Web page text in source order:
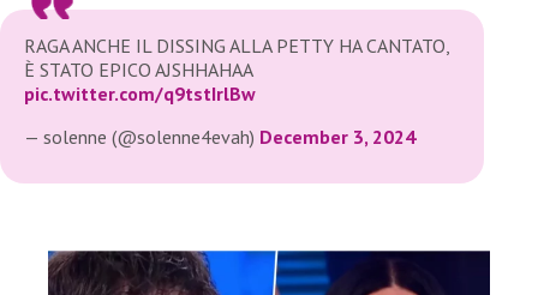
RAGA ANCHE IL DISSING ALLA PETTY HA CANTATO,
È STATO EPICO AJSHHAHAA
pic.twitter.com/q9tstIrlBw
— solenne (@solenne4evah) December 3, 2024